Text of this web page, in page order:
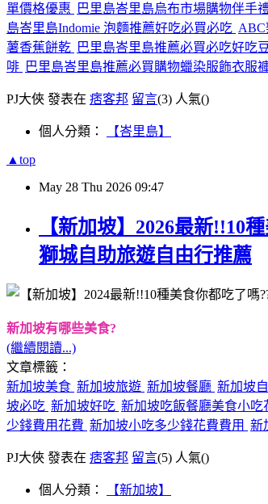
單價格優惠
巴里島峇里島烏布市場購物伴手
島峇里島Indomie 泡麵推薦好吃必買必吃
薯香蕉餅乾 巴里島峇里島推薦必買必吃好吃
啡 巴里島峇里島推薦必買購物蠟染服飾衣服
PJ大俠 發表在 痞客邦 留言(3) 人氣()
個人分類： 【峇里島】
▲top
May 28 Thu 2026 09:47
【新加坡】2026最新!!10
獅城自助旅遊自由行推薦
新加坡有哪些美食?
(繼續閱讀...)
文章標籤：
新加坡美食 新加坡旅遊 新加坡餐廳 新加坡
坡必吃 新加坡好吃 新加坡吃飯餐廳美食小吃
少錢費用花費 新加坡小吃多少錢花費費用 新
PJ大俠 發表在 痞客邦 留言(5) 人氣()
個人分類： 【新加坡】